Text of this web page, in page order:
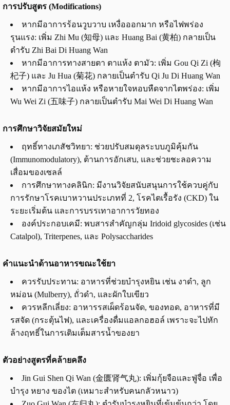
การปรับสูตร (Modifications)
หากมีอาการร้อนวูบวาบ เหงื่อออกมาก หรือไฟพร่อง
รุนแรง: เพิ่ม Zhi Mu (知母) และ Huang Bai (黄柏) กลายเป็น
ตำรับ Zhi Bai Di Huang Wan
หากมีอาการทางสายตา ตาแห้ง ตามัว: เพิ่ม Gou Qi Zi (枸
杞子) และ Ju Hua (菊花) กลายเป็นตำรับ Qi Ju Di Huang Wan
หากมีอาการไอแห้ง หรือหายใจหอบหืดจากไตพร่อง: เพิ่ม
Wu Wei Zi (五味子) กลายเป็นตำรับ Mai Wei Di Huang Wan
การศึกษาวิจัยสมัยใหม่
ฤทธิ์ทางเภสัชวิทยา: ช่วยปรับสมดุลระบบภูมิคุ้มกัน
(Immunomodulatory), ต้านการอักเสบ, และช่วยชะลอความ
เสื่อมของเซลล์
การศึกษาทางคลินิก: มีงานวิจัยสนับสนุนการใช้ควบคู่กับ
การรักษาโรคเบาหวานประเภทที่ 2, โรคไตเรื้อรัง (CKD) ใน
ระยะเริ่มต้น และการบรรเทาอาการวัยทอง
องค์ประกอบเคมี: พบสารสำคัญกลุ่ม Iridoid glycosides (เช่น
Catalpol), Triterpenes, และ Polysaccharides
คำแนะนำด้านอาหารขณะใช้ยา
ควรรับประทาน: อาหารที่ช่วยบำรุงหยิน เช่น งาดำ, ลูก
หม่อน (Mulberry), ถั่วดำ, และผักใบเขียว
ควรหลีกเลี่ยง: อาหารรสเผ็ดร้อนจัด, ของทอด, อาหารที่มี
รสจัด (กระตุ้นไฟ), และเครื่องดื่มแอลกอฮอล์ เพราะจะไปหัก
ล้างฤทธิ์ในการเติมเต็มสารน้ำของยา
ตัวอย่างสูตรที่คล้ายคลึง
Jin Gui Shen Qi Wan (金匮肾气丸): เพิ่มกุ้ยจือและฟู่จื่อ เพื่อ
บำรุง หยาง ของไต (เหมาะสำหรับคนกลัวหนาว)